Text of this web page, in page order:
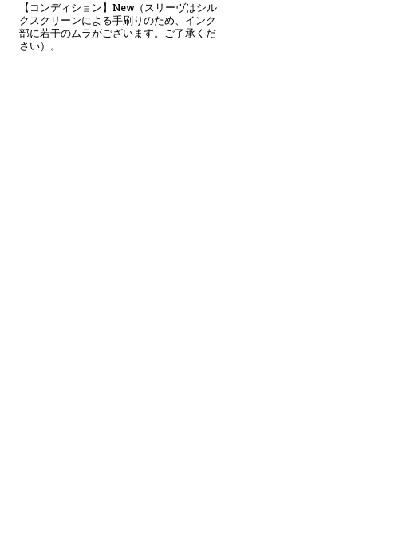
【コンディション】New（スリーヴはシル
クスクリーンによる手刷りのため、インク
部に若干のムラがございます。ご了承くだ
さい）。